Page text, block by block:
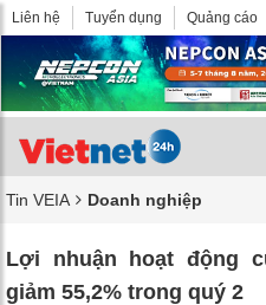
Liên hệ Tuyển dụng Quảng cáo
Tin VEIA Doanh nghiệp
Lợi nhuận hoạt động
giảm 55,2% trong quý 2